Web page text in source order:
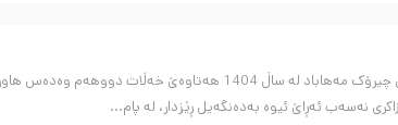
هسارە: ئنقڵاب هۊل، چیرۆکێگە ک لە فستیواڵ سەراسەری چیرۆک
نەسەب ئەڕاێ ئیوە بەدەنگەیل ڕێزدار، لە پام...